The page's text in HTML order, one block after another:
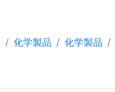
化学製品 化学製品